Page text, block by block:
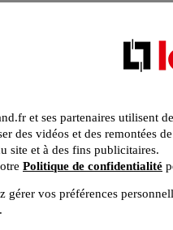
et ses partenaires utilisent
des vidéos et des remontées
site et à des fins publicitaires.
Politique de confidentialité
gérer vos préférences
.